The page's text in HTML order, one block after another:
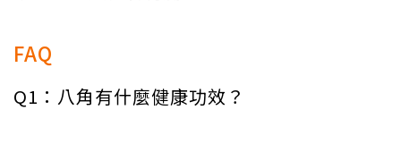
FAQ
Q1：八角有什麼健康功效？